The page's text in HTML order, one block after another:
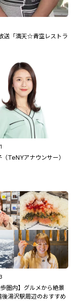
送「満天☆青空レストラ
TeNYアナウンサー）
歩圏内】グルメから絶景
湯沢駅周辺のおすすめ